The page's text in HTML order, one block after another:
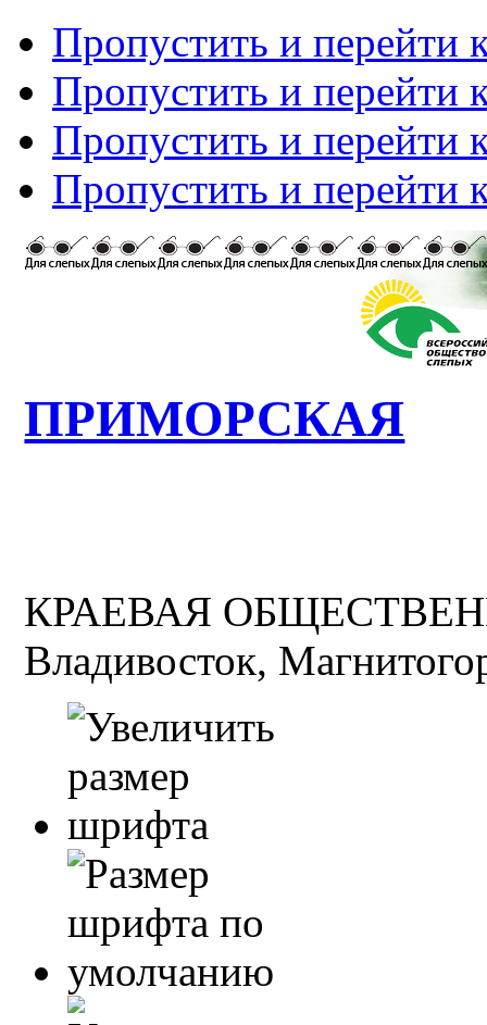
Пропустить и перейти
Пропустить и перейти
Пропустить и перейти
Пропустить и перейти
ПРИМОРСКАЯ
КРАЕВАЯ
Владивосток,